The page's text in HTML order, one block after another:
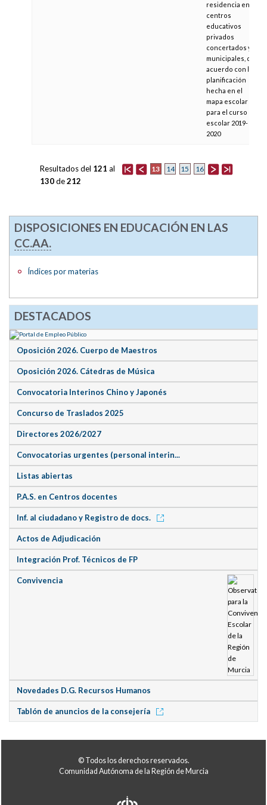
residencia en
centros
educativos
privados
concertados y
municipales, de
acuerdo con la
planificación
hecha en el
mapa escolar
para el curso
escolar 2019-
2020
13 14 15 16
Resultados del 121 al
130de212
DISPOSICIONES EN EDUCACIÓN EN LAS
CC.AA.
Índices por materias
DESTACADOS
Oposición 2026. Cuerpo de Maestros
Oposición 2026. Cátedras de Música
Convocatoria Interinos Chino y Japonés
Concurso de Traslados 2025
Directores 2026/2027
Convocatorias urgentes (personal interin...
Listas abiertas
P.A.S. en Centros docentes
Inf. al ciudadano y Registro de docs.
Actos de Adjudicación
Integración Prof. Técnicos de FP
Convivencia
Novedades D.G. Recursos Humanos
Tablón de anuncios de la consejería
© Todos los derechos reservados.
Comunidad Autónoma de la Región de Murcia